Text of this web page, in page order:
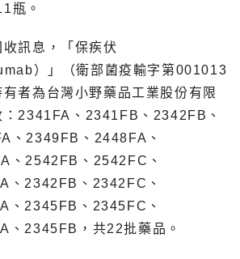
瓶。
訊息，「保疾伏
）」（衛部菌疫輸字第001013
者為台灣小野藥品工業股份有限
：2341FA、2341FB、2342FB、
、2349FB、2448FA、
、2542FB、2542FC、
、2342FB、2342FC、
、2345FB、2345FC、
、2345FB，共22批藥品。